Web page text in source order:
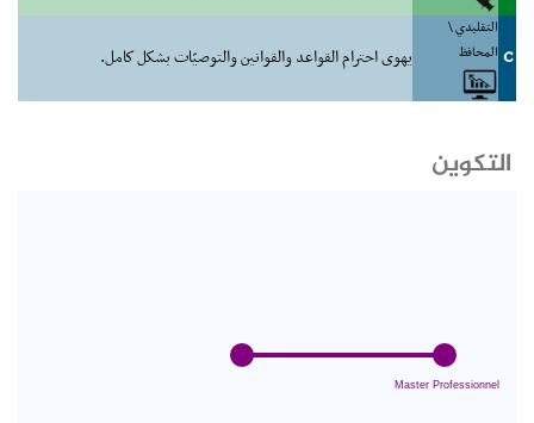
C
التقليدي \
المحافظ
يهوى احترام القواعد والقوانين والتوصيّات بشكل كامل.
التكوين